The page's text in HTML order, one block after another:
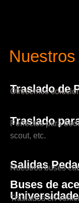
Traslado de
Ofrecemos
Traslado
Perfectos para
scout, etc.
Salidas
Nuestros buses
Buses de
Traslados en